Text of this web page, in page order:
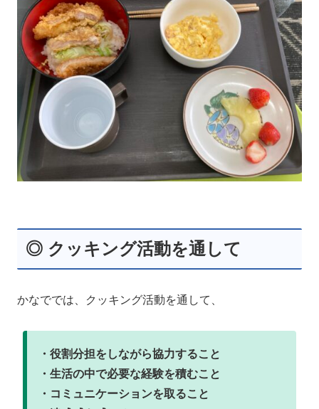
◎ クッキング活動を通して
かなででは、クッキング活動を通して、
・役割分担をしながら協力すること
・生活の中で必要な経験を積むこと
・コミュニケーションを取ること